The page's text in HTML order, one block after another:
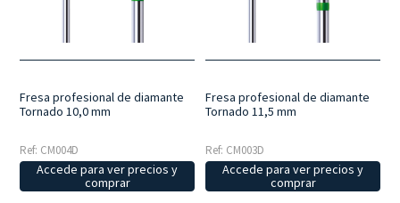
Fresa profesional de diamante
Tornado 10,0 mm
Ref: CM004D
Accede para ver precios y
comprar
Fresa profesional de diamante
Tornado 11,5 mm
Ref: CM003D
Accede para ver precios y
comprar